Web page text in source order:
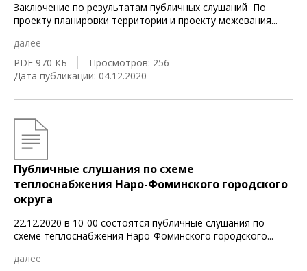
Заключение по результатам публичных слушаний По
проекту планировки территории и проекту межевания...
далее
PDF 970 КБ
Просмотров: 256
Дата публикации: 04.12.2020
Публичные слушания по схеме
теплоснабжения Наро-Фоминского городского
округа
22.12.2020 в 10-00 состоятся публичные слушания по
схеме теплоснабжения Наро-Фоминского городского...
далее